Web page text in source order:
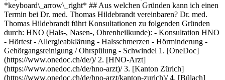
*keyboard\_arrow\_right* ## Aus welchen Gründen kann ich einen
Termin bei Dr. med. Thomas Hildebrandt vereinbaren? Dr. med.
Thomas Hildebrandt führt Konsultationen zu folgenden Gründen
durch: HNO (Hals-, Nasen-, Ohrenheilkunde): - Konsultation HNO
- Hörtest - Allergieabklärung - Halsschmerzen - Hörminderung -
Gehörgangsreinigung / Ohrspülung - Schwindel 1. [OneDoc](https://www.onedoc.ch/de/)/ 2. [HNO-Arzt](https://www.onedoc.ch/de/hno-arzt)/ 3. [Kanton Zürich](https://www.onedoc.ch/de/hno-arzt/kanton-zurich)/ 4. [Bülach](https://www.onedoc.ch/de/hno-arzt/bulach)/ 5. Dr. med. Thomas Hildebrandt ### Termin buchen bei Dr. med. Thomas Hildebrandt Füllen Sie die folgenden Felder aus *check* Fachrichtung HNO (Hals-, Nasen-, Ohrenheilkunde) HNO (Hals-, Nasen-, Ohrenheilkunde) Wählen Sie eine Fachrichtung * * * 2 Behandlungsgrund Wählen Sie Ihren Behandlungsgrund * * * *touch\_app* Wählen Sie einen Termin *chevron\_left* Di. 04 Aug. *chevron\_right* Mehr Termine anzeigen Zeitfenster Termin buchen ### Laden Sie die OneDoc-App herunter Buchen Sie online einen Termin bei einem Arzt, Zahnarzt oder Therapeuten in Ihrer Nähe in der Schweiz. Mit der OneDoc-App können Sie alle Ihre medizinischen Termine von Ihrem Handy aus verwalten, jederzeit und überall. ![QR-Code, der zum Apple App Store oder Google Play leitet, um die OneDoc Patienten-App zu laden](https://www.onedoc.ch/assets/images/download-app-qr.jpeg) Scannen Sie den QR-Code, um die App herunterzuladen [![Laden Sie unsere App im App Store herunter!](https://www.onedoc.ch/assets/images/app-store-badge-de.svg)](https://apps.apple.com/ch/app/onedoc/id1592376413?l=fr)[![Laden Sie unsere App im Google Play Store herunter!](https://www.onedoc.ch/assets/images/google-play-badge-de.png)](https://play.google.com/store/apps/details?id=ch.onedoc.patient&hl=fr-CH) *keyboard\_arrow\_right* ## Verwandte Fachgebiete [HNO-Arzt in Zürich](https://www.onedoc.ch/de/hno-arzt/zurich)[HNO-Arzt in Bülach](https://www.onedoc.ch/de/hno-arzt/bulach)[HNO-Arzt in Aarau](https://www.onedoc.ch/de/hno-arzt/aarau)[HNO-Arzt in Küsnacht](https://www.onedoc.ch/de/hno-arzt/kusnacht)[HNO-Arzt in Dürnten](https://www.onedoc.ch/de/hno-arzt/durnten)[HNO-Arzt in Baden](https://www.onedoc.ch/de/hno-arzt/baden)[HNO-Arzt in Meilen](https://www.onedoc.ch/de/hno-arzt/meilen)[HNO-Arzt in Dübendorf](https://www.onedoc.ch/de/hno-arzt/dubendorf)[HNO-Arzt in Wetzikon](https://www.onedoc.ch/de/hno-arzt/wetzikon)[HNO-Arzt in Brugg AG](https://www.onedoc.ch/de/hno-arzt/brugg?state=AG)[HNO-Arzt in Schaffhausen](https://www.onedoc.ch/de/hno-arzt/schaffhausen)[HNO-Arzt in Adliswil](https://www.onedoc.ch/de/hno-arzt/adliswil)[HNO-Arzt in Kloten](https://www.onedoc.ch/de/hno-arzt/kloten)[HNO-Arzt in Stäfa](https://www.onedoc.ch/de/hno-arzt/stafa)[HNO-Arzt in Weinfelden](https://www.onedoc.ch/de/hno-arzt/weinfelden) *keyboard\_arrow\_right* ## Beliebte Suchbegriffe [Facharzt für Allgemeine Innere Medizin in Zürich](https://www.onedoc.ch/de/facharzt-fur-allgemeine-innere-medizin/zurich)[Gynäkologe (Frauenarzt und Geburtshelfer) in Zürich](https://www.onedoc.ch/de/gynakologe-frauenarzt-und-geburtshelfer/zurich)[Augenarzt in Zürich](https://www.onedoc.ch/de/augenarzt/zurich)[Masseur (klassische Massage) in Zürich](https://www.onedoc.ch/de/masseur-klassische-massage/zurich)[Physiotherapeut in Zürich](https://www.onedoc.ch/de/physiotherapeut/zurich)[Hausarzt (Allgemeinmedizin) in Zürich](https://www.onedoc.ch/de/hausarzt-allgemeinmedizin/zurich)[Hautarzt (Dermatologe) in Zürich](https://www.onedoc.ch/de/hautarzt-dermatologe/zurich)[Impfzentrum in Zürich](https://www.onedoc.ch/de/impfzentrum/zurich)[Spezialist für ästhetische Medizin in Zürich](https://www.onedoc.ch/de/spezialist-fur-asthetische-medizin/zurich)[Reflexologietherapeut in Zürich](https://www.onedoc.ch/de/reflexologietherapeut/zurich)[Medizinischer Masseur (Massage) in Zürich](https://www.onedoc.ch/de/medizinischer-masseur-massage/zurich)[Physiotherapeut in Winterthur](https://www.onedoc.ch/de/physiotherapeut/winterthur)[Osteopath in Zürich](https://www.onedoc.ch/de/osteopath/zurich)[Gastroenterologe in Zürich](https://www.onedoc.ch/de/gastroenterologe/zurich)[Hausarzt (Allgemeinmedizin) in Winterthur](https://www.onedoc.ch/de/hausarzt-allgemeinmedizin/winterthur)[Neurologe in Zürich](https://www.onedoc.ch/de/neurologe/zurich)[Zahnarzt in Zürich](https://www.onedoc.ch/de/zahnarzt/zurich)[WAM/TEN Naturheilpraktiker in Zürich](https://www.onedoc.ch/de/wam-ten-naturheilpraktiker/zurich)[Gesundheitsdienstleistungen der Apotheke in Zürich](https://www.onedoc.ch/de/gesundheitsdienstleistungen-der-apotheke/zurich)[Kardiologe in Zürich](https://www.onedoc.ch/de/kardiologe/zurich)[Gynäkologe (Frauenarzt und Geburtshelfer) in Aarau](https://www.onedoc.ch/de/gynakologe-frauenarzt-und-geburtshelfer/aarau) *keyboard\_arrow\_right* ## Finden Sie einen Arzt oder Therapeuten [Ärzte- und Therapeutenverzeichnis](https://www.onedoc.ch/de/verzeichnis) [A](https://www.onedoc.ch/de/verzeichnis/A) [B](https://www.onedoc.ch/de/verzeichnis/B) [C](https://www.onedoc.ch/de/verzeichnis/C) [D](https://www.onedoc.ch/de/verzeichnis/D) [E](https://www.onedoc.ch/de/verzeichnis/E) [F](https://www.onedoc.ch/de/verzeichnis/F) [G](https://www.onedoc.ch/de/verzeichnis/G) [H](https://www.onedoc.ch/de/verzeichnis/H) [I](https://www.onedoc.ch/de/verzeichnis/I) [J](https://www.onedoc.ch/de/verzeichnis/J) [K](https://www.onedoc.ch/de/verzeichnis/K) [L](https://www.onedoc.ch/de/verzeichnis/L) [M](https://www.onedoc.ch/de/verzeichnis/M) [N](https://www.onedoc.ch/de/verzeichnis/N) [O](https://www.onedoc.ch/de/verzeichnis/O) [P](https://www.onedoc.ch/de/verzeichnis/P) [Q](https://www.onedoc.ch/de/verzeichnis/Q) [R](https://www.onedoc.ch/de/verzeichnis/R) [S](https://www.onedoc.ch/de/verzeichnis/S) [T](https://www.onedoc.ch/de/verzeichnis/T) [U](https://www.onedoc.ch/de/verzeichnis/U) [V](https://www.onedoc.ch/de/verzeichnis/V) [W](https://www.onedoc.ch/de/verzeichnis/W) [X](https://www.onedoc.ch/de/verzeichnis/X) [Y](https://www.onedoc.ch/de/verzeichnis/Y) [Z](https://www.onedoc.ch/de/verzeichnis/Z) ## OneDoc [Ich bin Gesundheitsfachperson](https://info.onedoc.ch/de/) [Über uns](https://info.onedoc.ch/de/unsere-mission/) [Presse](https://info.onedoc.ch/de/media/) [Karriere](https://career.onedoc.ch/de) [Datenschutzzentrum](https://privacy.onedoc.ch/de/) [Verwaltung der Cookies](javascript:Didomi.preferences.show%28%29) [Hilfezentrum](https://help.onedoc.ch/de/) ## Sprachen [Deutsch](https://www.onedoc.ch/de/hno-arzt/bulach/pcnm1/dr-med-thomas-hildebrandt) [Français](https://www.onedoc.ch/fr/orl/bulach/pcnm1/dr-med-thomas-hildebrandt) [Italiano](https://www.onedoc.ch/it/medico-dell-orecchio-naso-e-gola-orl/bulach/pcnm1/dr-med-thomas-hildebrandt) [English](https://www.onedoc.ch/en/ear-nose-throat-doctor-ent/bulach/pcnm1/dr-med-thomas-hildebrandt) ## Verwandte Fachgebiete [HNO-Arzt in Zürich](https://www.onedoc.ch/de/hno-arzt/zurich) [HNO-Arzt in Bülach](https://www.onedoc.ch/de/hno-arzt/bulach) [HNO-Arzt in Aarau](https://www.onedoc.ch/de/hno-arzt/aarau) [HNO-Arzt in Küsnacht](https://www.onedoc.ch/de/hno-arzt/kusnacht) [HNO-Arzt in Dürnten](https://www.onedoc.ch/de/hno-arzt/durnten) [HNO-Arzt in Baden](https://www.onedoc.ch/de/hno-arzt/baden) [HNO-Arzt in Meilen](https://www.onedoc.ch/de/hno-arzt/meilen) [HNO-Arzt in Dübendorf](https://www.onedoc.ch/de/hno-arzt/dubendorf) [HNO-Arzt in Wetzikon](https://www.onedoc.ch/de/hno-arzt/wetzikon) [HNO-Arzt in Brugg AG](https://www.onedoc.ch/de/hno-arzt/brugg?state=AG) [HNO-Arzt in Schaffhausen](https://www.onedoc.ch/de/hno-arzt/schaffhausen) [HNO-Arzt in Adliswil](https://www.onedoc.ch/de/hno-arzt/adliswil) [HNO-Arzt in Kloten](https://www.onedoc.ch/de/hno-arzt/kloten) [HNO-Arzt in Stäfa](https://www.onedoc.ch/de/hno-arzt/stafa) [HNO-Arzt in Weinfelden](https://www.onedoc.ch/de/hno-arzt/weinfelden) ## Beliebte Suchbegriffe [Facharzt für Allgemeine Innere Medizin in Zürich](https://www.onedoc.ch/de/facharzt-fur-allgemeine-innere-medizin/zurich) [Gynäkologie (Frauenarzt) in Zürich](https://www.onedoc.ch/de/gynakologe-frauenarzt-und-geburtshelfer/zurich) [Augenarzt in Zürich](https://www.onedoc.ch/de/augenarzt/zurich) [Masseur (klassische Massage) in Zürich](https://www.onedoc.ch/de/masseur-klassische-massage/zurich) [Physiotherapie in Zürich](https://www.onedoc.ch/de/physiotherapeut/zurich) [Hausarzt (Allgemeinmedizin) in Zürich](https://www.onedoc.ch/de/hausarzt-allgemeinmedizin/zurich) [Hautarzt (Dermatologie) in Zürich](https://www.onedoc.ch/de/hautarzt-dermatologe/zurich) [Impfzentrum in Zürich](https://www.onedoc.ch/de/impfzentrum/zurich) [Ästhetische Medizin in Zürich](https://www.onedoc.ch/de/spezialist-fur-asthetische-medizin/zurich) [Reflexologietherapeut in Zürich](https://www.onedoc.ch/de/reflexologietherapeut/zurich) [Medizinische Massage in Zürich](https://www.onedoc.ch/de/medizinischer-masseur-massage/zurich) [Physiotherapie in Winterthur](https://www.onedoc.ch/de/physiotherapeut/winterthur) [Osteopathie in Zürich](https://www.onedoc.ch/de/osteopath/zurich) [Gastroenterologie in Zürich](https://www.onedoc.ch/de/gastroenterologe/zurich) [Hausarzt (Allgemeinmedizin) in Winterthur](https://www.onedoc.ch/de/hausarzt-allgemeinmedizin/winterthur) [Neurologe in Zürich](https://www.onedoc.ch/de/neurologe/zurich) [Zahnarzt in Zürich](https://www.onedoc.ch/de/zahnarzt/zurich) [WAM/TEN Naturheilpraktiker in Zürich](https://www.onedoc.ch/de/wam-ten-naturheilpraktiker/zurich) [Gesundheitsdienstleistungen der Apotheke in Zürich](https://www.onedoc.ch/de/gesundheitsdienstleistungen-der-apotheke/zurich) [Kardiologe in Zürich](https://www.onedoc.ch/de/kardiologe/zurich) [Gynäkologie (Frauenarzt) in Aarau](https://www.onedoc.ch/de/gynakologe-frauenarzt-und-geburtshelfer/aarau) [![Facebook-Symbol](https://www.onedoc.ch/assets/images/icons/facebook.svg)](https://facebook.com/onedoc.ch/)[![LinkedIn-Symbol](https://www.onedoc.ch/assets/images/icons/linkedin.svg)](https://linkedin.com/company/onedoc.ch/)[![Instagram-Symbol](https://www.onedoc.ch/assets/images/icons/instagram.svg)](https://www.instagram.com/onedoc.ch/)[![X-Symbol](https://www.onedoc.ch/assets/images/icons/x.svg)](https://twitter.com/OneDoc_ch)[![YouTube-Sy